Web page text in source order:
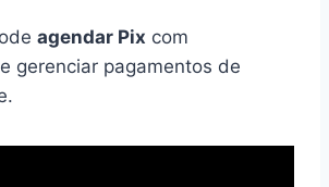
agendar Pix com
gerenciar pagamentos de